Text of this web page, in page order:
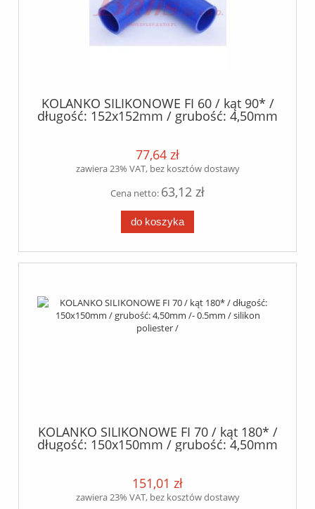
KOLANKO SILIKONOWE FI 60 / kąt 90* /
długość: 152x152mm / grubość: 4,50mm
/- 0.5mm / silikon poliester /
77,64 zł
zawiera 23% VAT, bez kosztów dostawy
Cena netto: 63,12 zł
do koszyka
KOLANKO SILIKONOWE FI 70 / kąt 180* /
długość: 150x150mm / grubość: 4,50mm
/- 0.5mm / silikon poliester /
151,01 zł
zawiera 23% VAT, bez kosztów dostawy